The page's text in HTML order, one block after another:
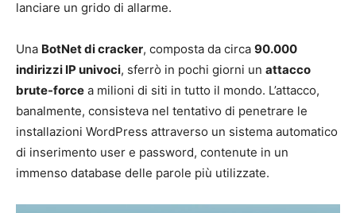
lanciare un grido di allarme.
Una BotNet di cracker, composta da circa 90.000
indirizzi IP univoci, sferrò in pochi giorni un attacco
brute-force a milioni di siti in tutto il mondo. L’attacco,
banalmente, consisteva nel tentativo di penetrare le
installazioni WordPress attraverso un sistema automatico
di inserimento user e password, contenute in un
immenso database delle parole più utilizzate.